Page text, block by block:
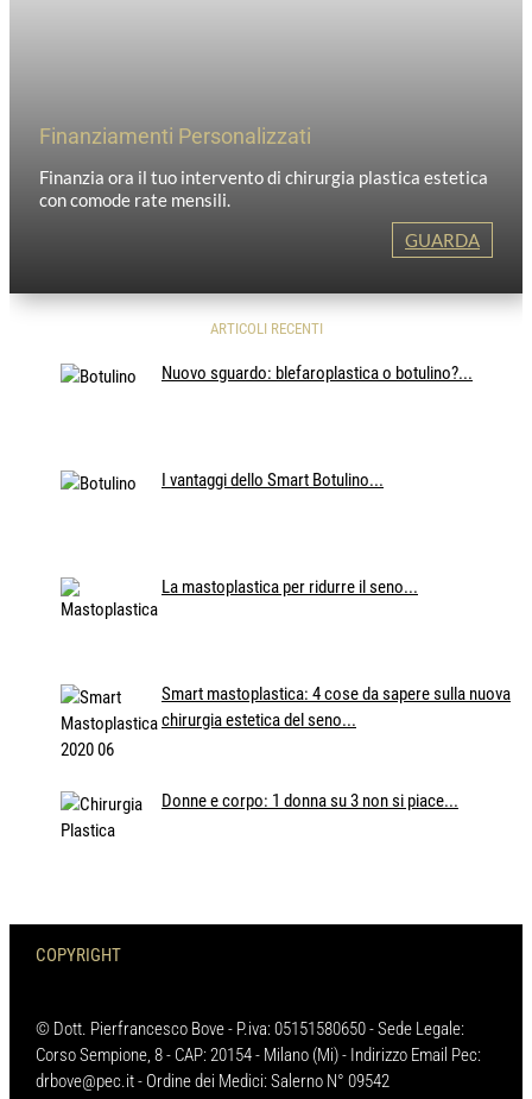
Finanziamenti Personalizzati
Finanzia ora il tuo intervento di chirurgia plastica estetica
con comode rate mensili.
GUARDA
ARTICOLI RECENTI
Nuovo sguardo: blefaroplastica o botulino?...
I vantaggi dello Smart Botulino...
La mastoplastica per ridurre il seno...
Smart mastoplastica: 4 cose da sapere sulla nuova
chirurgia estetica del seno...
Donne e corpo: 1 donna su 3 non si piace...
COPYRIGHT
© Dott. Pierfrancesco Bove - P.iva: 05151580650 - Sede Legale:
Corso Sempione, 8 - CAP: 20154 - Milano (Mi) - Indirizzo Email Pec:
drbove@pec.it - Ordine dei Medici: Salerno N° 09542